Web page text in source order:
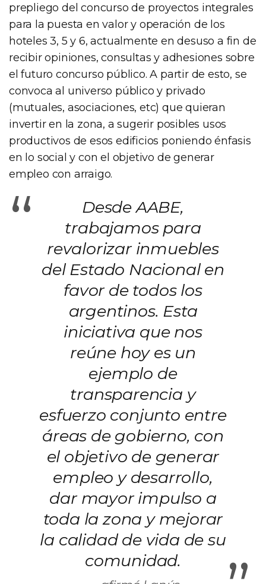
prepliego del concurso de proyectos integrales
para la puesta en valor y operación de los
hoteles 3, 5 y 6, actualmente en desuso a fin de
recibir opiniones, consultas y adhesiones sobre
el futuro concurso público. A partir de esto, se
convoca al universo público y privado
(mutuales, asociaciones, etc) que quieran
invertir en la zona, a sugerir posibles usos
productivos de esos edificios poniendo énfasis
en lo social y con el objetivo de generar
empleo con arraigo.
“
Desde AABE,
trabajamos para
revalorizar inmuebles
del Estado Nacional en
favor de todos los
argentinos. Esta
iniciativa que nos
reúne hoy es un
ejemplo de
transparencia y
esfuerzo conjunto entre
áreas de gobierno, con
el objetivo de generar
empleo y desarrollo,
dar mayor impulso a
toda la zona y mejorar
la calidad de vida de su
comunidad.